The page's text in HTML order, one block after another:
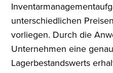
unterschiedlichen
vorliegen. Durch die
Unternehmen eine
Lagerbestandswerts